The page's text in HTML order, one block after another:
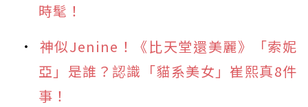
時髦！
神似Jenine！《比天堂還美麗》「索妮
亞」是誰？認識「貓系美女」崔熙真8件
事！